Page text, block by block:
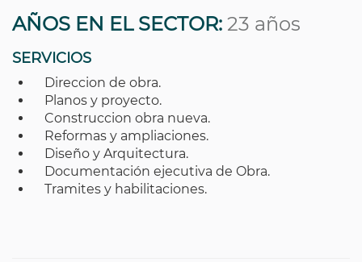
AÑOS EN EL SECTOR: 23 años
SERVICIOS
Direccion de obra.
Planos y proyecto.
Construccion obra nueva.
Reformas y ampliaciones.
Diseño y Arquitectura.
Documentación ejecutiva de Obra.
Tramites y habilitaciones.